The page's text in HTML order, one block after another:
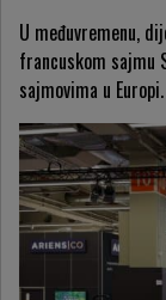
U međuvremenu,
francuskom sajmu
sajmovima u Europi.